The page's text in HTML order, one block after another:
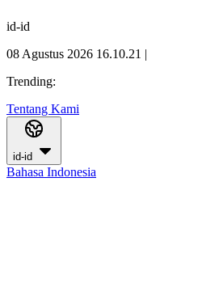
id-id
08 Agustus 2026 16.10.22 |
Trending:
Tentang Kami
id-id
Bahasa Indonesia